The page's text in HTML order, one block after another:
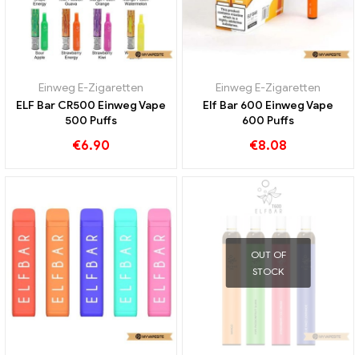
Einweg E-Zigaretten
ELF Bar CR500 Einweg Vape
500 Puffs
€6.90
Einweg E-Zigaretten
Elf Bar 600 Einweg Vape
600 Puffs
€8.08
OUT OF
STOCK